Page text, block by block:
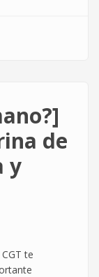
de
y
te